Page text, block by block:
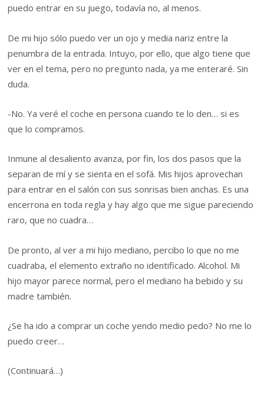
puedo entrar en su juego, todavía no, al menos.
De mi hijo sólo puedo ver un ojo y media nariz entre la
penumbra de la entrada. Intuyo, por ello, que algo tiene que
ver en el tema, pero no pregunto nada, ya me enteraré. Sin
duda.
-No. Ya veré el coche en persona cuando te lo den… si es
que lo compramos.
Inmune al desaliento avanza, por fin, los dos pasos que la
separan de mí y se sienta en el sofá. Mis hijos aprovechan
para entrar en el salón con sus sonrisas bien anchas. Es una
encerrona en toda regla y hay algo que me sigue pareciendo
raro, que no cuadra…
De pronto, al ver a mi hijo mediano, percibo lo que no me
cuadraba, el elemento extraño no identificado. Alcohol. Mi
hijo mayor parece normal, pero el mediano ha bebido y su
madre también.
¿Se ha ido a comprar un coche yendo medio pedo? No me lo
puedo creer…
(Continuará…)